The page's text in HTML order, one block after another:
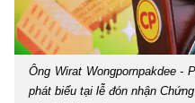
Ông Wirat Wongpornpakdee -
phát biểu tại lễ đón nhận